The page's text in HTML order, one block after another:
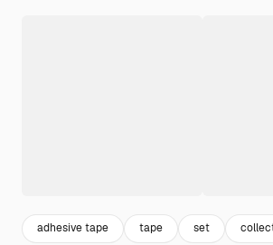
adhesive tape tape set